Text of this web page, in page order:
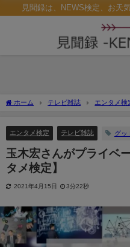
見聞録は、NEWS検定、お天
ホーム テレビ雑誌 エンタメ検
エンタメ検定 テレビ雑誌 グッ
玉木宏さんがプライベ
タメ検定】
2021年4月15日 3分22秒